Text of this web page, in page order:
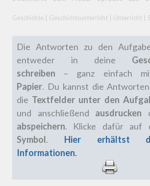
Geschichte | Geschichtsunterricht | Unterricht |
Die Antworten zu den
entweder in deine
schreiben – ganz einfach
Papier. Du kannst die
die Textfelder unter den
und anschließend ausdrucken
abspeichern. Klicke dafür auf
Symbol.
Hier erhältst
Informationen.